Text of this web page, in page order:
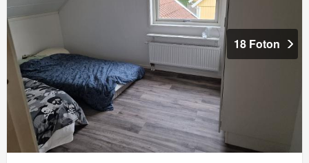
18 Foton